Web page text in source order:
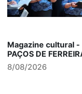
Magazine cultural -
PAÇOS DE
8/08/2026